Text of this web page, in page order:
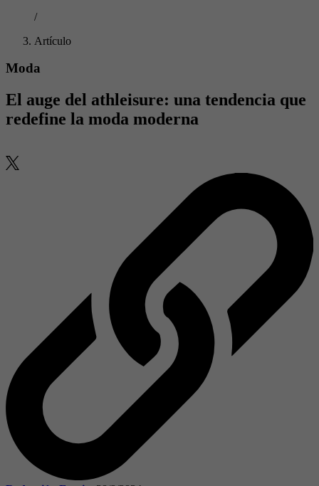
/
Artículo
Moda
El auge del athleisure: una tendencia que
redefine la moda moderna